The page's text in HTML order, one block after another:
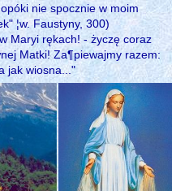
nie spocznie w moim
¦w. Faustyny, 300)
Maryi rękach! - życzę coraz
Matki! Za¶piewajmy razem:
jak wiosna..."